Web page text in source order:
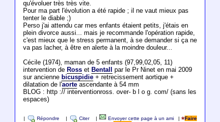
qu'évoluer très très vite.
Pour ma part l'évolution a été rapide ; il ne vaut mieux pas
tenter le diable ;)
Perso j'ai attendu car mes enfants étaient petits, j'étais en
plein divorce aussi... mais je recommande l'opération rapide,
c'est mieux que le stress permanent, à se demander si ça ne
va pas lacher, à être en alerte à la moindre douleur...
Cécile (1974), maman de 5 enfants (97,99,02,05, 11)
intervention de Rosset Bentall
par le Pr Ninet en mai 2009
sur ancienne bicuspidie+ retrecissement aortique +
dilatation de l'aorteascendante à 54 mm
BLOG : http :// interventionross. over- b l o g. com/ (sans les
espaces)
Répondre Citer Envoyer cette page à un ami |
Faire